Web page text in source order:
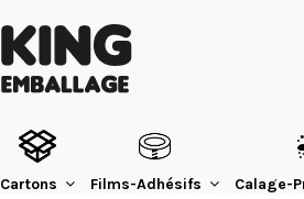
Cartons Films-Adhésifs Calage-